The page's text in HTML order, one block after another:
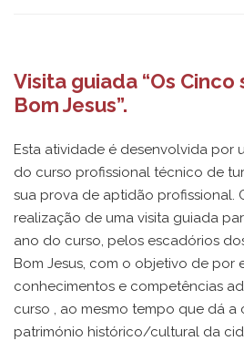
Visita guiada “Os
Bom Jesus”.
Esta atividade é desenvolvida por
do curso profissional técnico de
sua prova de aptidão profissional.
realização de uma visita guiada
ano do curso, pelos escadórios
Bom Jesus, com o objetivo de por
conhecimentos e competências
curso , ao mesmo tempo que dá a
património histórico/cultural da